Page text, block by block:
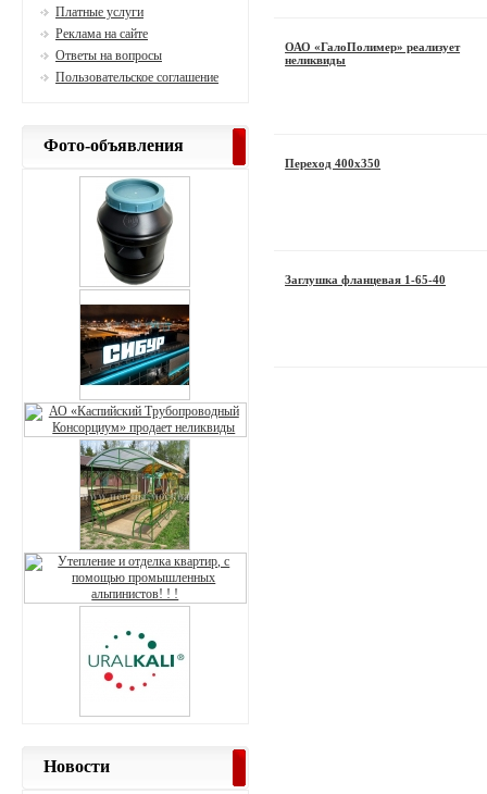
ОАО «ГалоПолимер» реализует
неликвиды
Переход 400х350
Заглушка фланцевая 1-65-40
Платные услуги
Реклама на сайте
Ответы на вопросы
Пользовательское соглашение
Фото-объявления
Новости